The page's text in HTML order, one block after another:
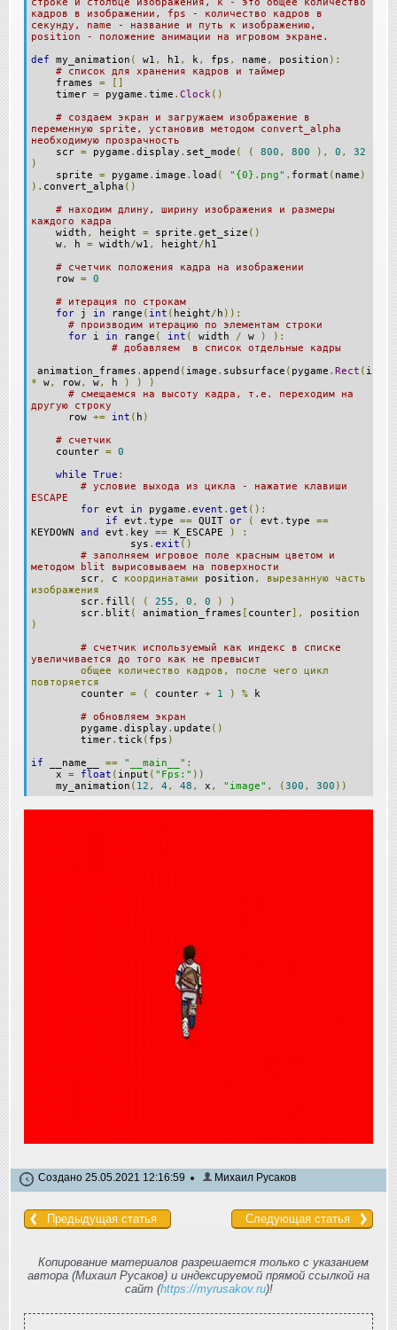
кадров в изображении, fps - количество кадров в
секунду, name - название и путь к изображению,
position - положение анимации на игровом экране.
def my_animation ( w1 , h1 , k, fps , name , position ):
# список для хранения кадров и таймер
frames =
[]
timer = pygame . time . Clock()
# создаем экран и загружаем изображение в
переменную sprite, установив методом convert_alpha
необходимую прозрачность
scr = pygame . display . set_mode ( ( 800 , 800 ), 0 ,
32
)
sprite = pygame . image . load ( "{0}.png" . format ( name )
). convert_alpha ()
# находим длину, ширину изображения и размеры
каждого кадра
width , height = sprite . get_size ()
w, h = width/w1 , height/ h1
# счетчик положения кадра на изображении
row = 0
# итерация по строкам
for j in range ( int ( height/ h )):
# производим итерацию по элементам строки
for i in range ( int ( width / w )
):
# добавляем в список отдельные кадры
animation_frames . append ( image . subsurface ( pygame . Rect ( i
* w, row, w, h ) )
)
# смещаемся на высоту кадра, т.е. переходим на
другую строку
row += int ( h )
# счетчик
counter = 0
while
True :
# условие выхода из цикла - нажатие клавиши
ESCAPE
for evt in pygame . event . get ():
if evt . type == QUIT or ( evt . type ==
KEYDOWN and evt . key == K_ESCAPE )
:
sys . exit ()
# заполняем игровое поле красным цветом и
методом blit вырисовываем на поверхности
scr, c координатами position , вырезанную
часть
изображения
scr. fill ( ( 255 , 0 , 0 )
)
scr. blit ( animation_frames [ counter],
position
)
# счетчик используемый как индекс в списке
увеличивается до того как не превысит
общее
количество кадров, после чего
цикл
повторяется
counter = ( counter + 1 ) % k
# обновляем экран
pygame . display . update ()
timer. tick( fps )
if __name__ == "__main__" :
x = float ( input ( "Fps:" ))
my_animation ( 12 , 4 , 48 , x , "image" , (300 , 300 ))
Создано 25.05.2021 12:16:59 Михаил Русаков
Предыдущая статья Следующая статья
Копирование материалов разрешается только с указанием
автора (Михаил Русаков) и индексируемой прямой ссылкой на
сайт (https://myrusakov.ru)!